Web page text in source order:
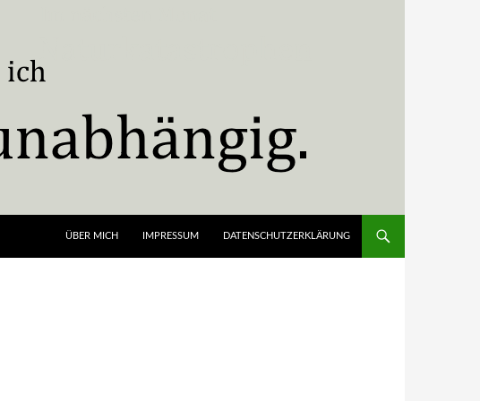
ÜBER MICH IMPRESSUM DATENSCHUTZERKLÄRUNG